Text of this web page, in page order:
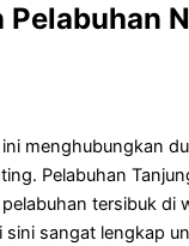
Pelabuhan
menghubungkan
Pelabuhan
tersibuk di
sini sangat lengkap